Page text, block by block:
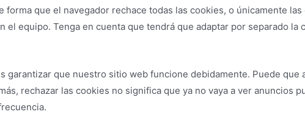
que el navegador rechace todas las cookies, o únicamente
equipo. Tenga en cuenta que tendrá que adaptar por separado la
garantizar que nuestro sitio web funcione debidamente. Puede que
rechazar las cookies no significa que ya no vaya a ver anuncios